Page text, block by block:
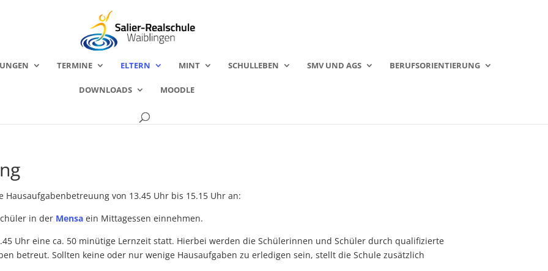
TERMINE ELTERN MINT SCHULLEBEN SMV UND AGS BERUFSORIENTIERUNG
DOWNLOADS MOODLE
von 13.45 Uhr bis 15.15 Uhr an:
in der Mensaein Mittagessen einnehmen.
Uhr eine ca. 50 minütige Lernzeit statt. Hierbei werden die Schülerinnen und Schüler durch qualifizierte
betreut. Sollten keine oder nur wenige Hausaufgaben zu erledigen sein, stellt die Schule zusätzlich